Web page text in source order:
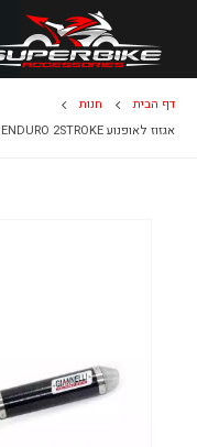
דף הבית
חנות
אגזוז לאופנוע RX 50 APRILIA 2006 / 2015 ENDURO 2STROKE